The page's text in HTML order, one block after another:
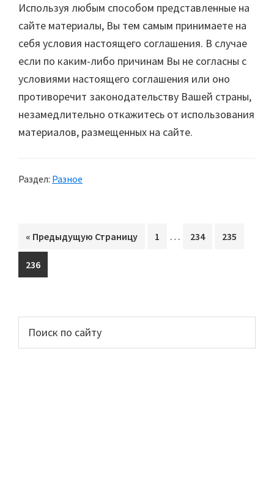
Используя любым способом представленные на
сайте материалы, Вы тем самым принимаете на
себя условия настоящего соглашения. В случае
если по каким-либо причинам Вы не согласны с
условиями настоящего соглашения или оно
противоречит законодательству Вашей страны,
незамедлительно откажитесь от использования
материалов, размещенных на сайте.
Раздел: Разное
« Перейти
на
Предыдущую Страницу
Перейти
1
Interim
…
Перейти
234
Перейти
235
Перейти
на
236
Основной
сайдбар